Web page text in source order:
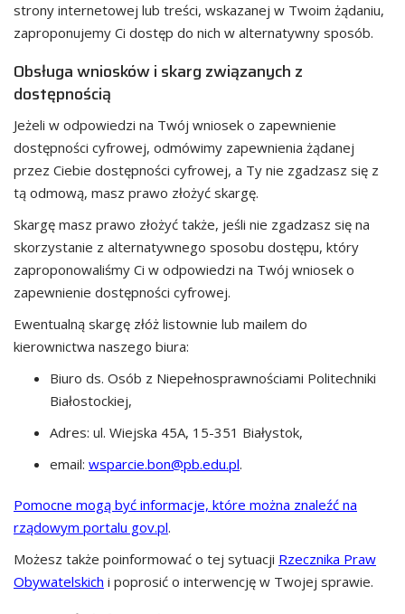
strony internetowej lub treści, wskazanej w Twoim żądaniu,
zaproponujemy Ci dostęp do nich w alternatywny sposób.
Obsługa wniosków i skarg związanych z
dostępnością
Jeżeli w odpowiedzi na Twój wniosek o zapewnienie
dostępności cyfrowej, odmówimy zapewnienia żądanej
przez Ciebie dostępności cyfrowej, a Ty nie zgadzasz się z
tą odmową, masz prawo złożyć skargę.
Skargę masz prawo złożyć także, jeśli nie zgadzasz się na
skorzystanie z alternatywnego sposobu dostępu, który
zaproponowaliśmy Ci w odpowiedzi na Twój wniosek o
zapewnienie dostępności cyfrowej.
Ewentualną skargę złóż listownie lub mailem do
kierownictwa naszego biura:
Biuro ds. Osób z Niepełnosprawnościami Politechniki
Białostockiej,
Adres: ul. Wiejska 45A, 15-351 Białystok,
email: wsparcie.bon@pb.edu.pl.
Pomocne mogą być informacje, które można znaleźć na
rządowym portalu gov.pl.
Możesz także poinformować o tej sytuacji Rzecznika Praw
Obywatelskich i poprosić o interwencję w Twojej sprawie.